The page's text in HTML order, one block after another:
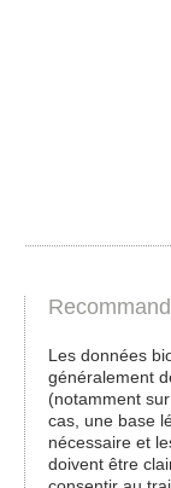
Les données
généralement
(notamment
cas, une base
nécessaire et
doivent être